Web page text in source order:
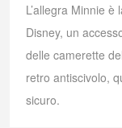
L’allegra Minnie
Disney, un
delle camerette
retro antiscivolo,
sicuro.